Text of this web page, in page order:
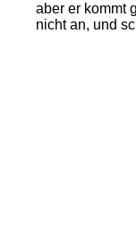
aber er kommt
nicht an, und